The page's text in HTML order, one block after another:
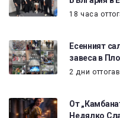
18 часа
Есенният
завеса в
2 дни
От
Недялко